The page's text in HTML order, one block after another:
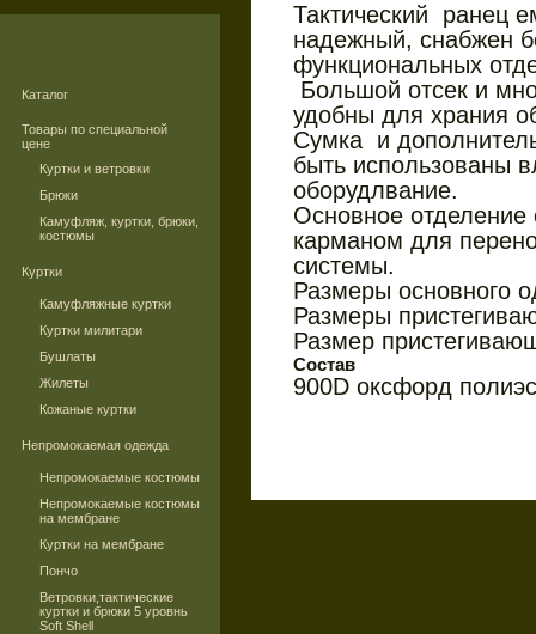
Каталог
Товары по специальной
цене
Куртки и ветровки
Брюки
Камуфляж, куртки, брюки,
костюмы
Куртки
Камуфляжные куртки
Куртки милитари
Бушлаты
Жилеты
Кожаные куртки
Непромокаемая одежда
Непромокаемые костюмы
Непромокаемые костюмы
на мембране
Куртки на мембране
Пончо
Ветровки,тактические
куртки и брюки 5 уровнь
Soft Shell
Тактический ранец
надежный, снабжен
функциональных
Большой отсек и
удобны для храния
Сумка и
быть использованы
оборудлвание.
Основное
карманом для
системы.
Размеры основного
Размеры
Размер
Состав
900D оксфорд